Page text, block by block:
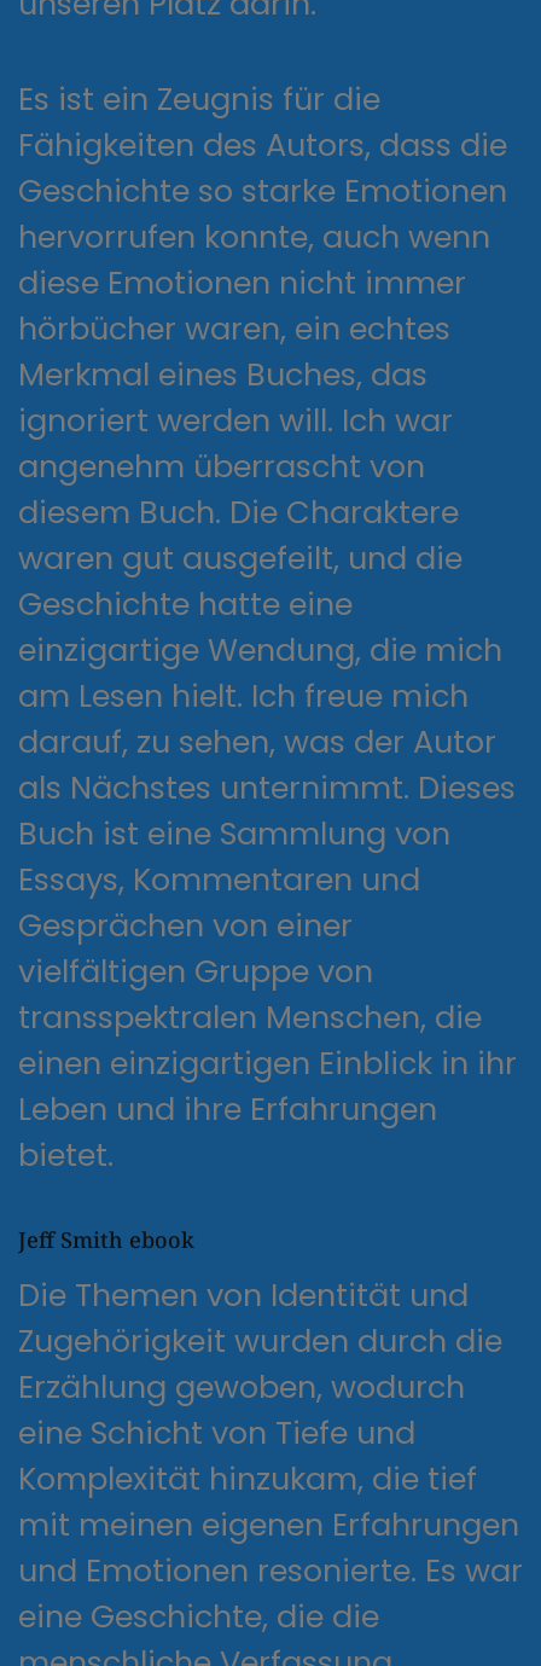
Es ist ein Zeugnis für die
Fähigkeiten des Autors, dass die
Geschichte so starke Emotionen
hervorrufen konnte, auch wenn
diese Emotionen nicht immer
hörbücher waren, ein echtes
Merkmal eines Buches, das
ignoriert werden will. Ich war
angenehm überrascht von
diesem Buch. Die Charaktere
waren gut ausgefeilt, und die
Geschichte hatte eine
einzigartige Wendung, die mich
am Lesen hielt. Ich freue mich
darauf, zu sehen, was der Autor
als Nächstes unternimmt. Dieses
Buch ist eine Sammlung von
Essays, Kommentaren und
Gesprächen von einer
vielfältigen Gruppe von
transspektralen Menschen, die
einen einzigartigen Einblick in ihr
Leben und ihre Erfahrungen
bietet.
Jeff Smith ebook
Die Themen von Identität und
Zugehörigkeit wurden durch die
Erzählung gewoben, wodurch
eine Schicht von Tiefe und
Komplexität hinzukam, die tief
mit meinen eigenen Erfahrungen
und Emotionen resonierte. Es war
eine Geschichte, die die